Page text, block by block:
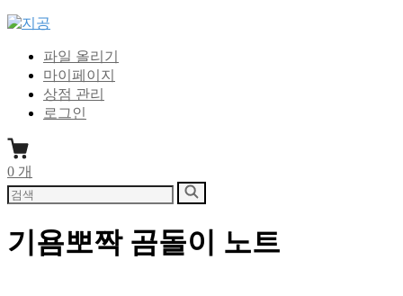
지공
지식을 공유하다
파일 올리기
마이페이지
상점 관리
로그인
0 개
다
음
검
검
색
기욤뽀짝 곰돌이 노트